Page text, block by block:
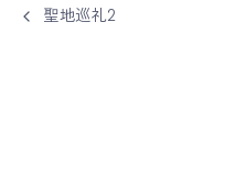
聖地巡礼2